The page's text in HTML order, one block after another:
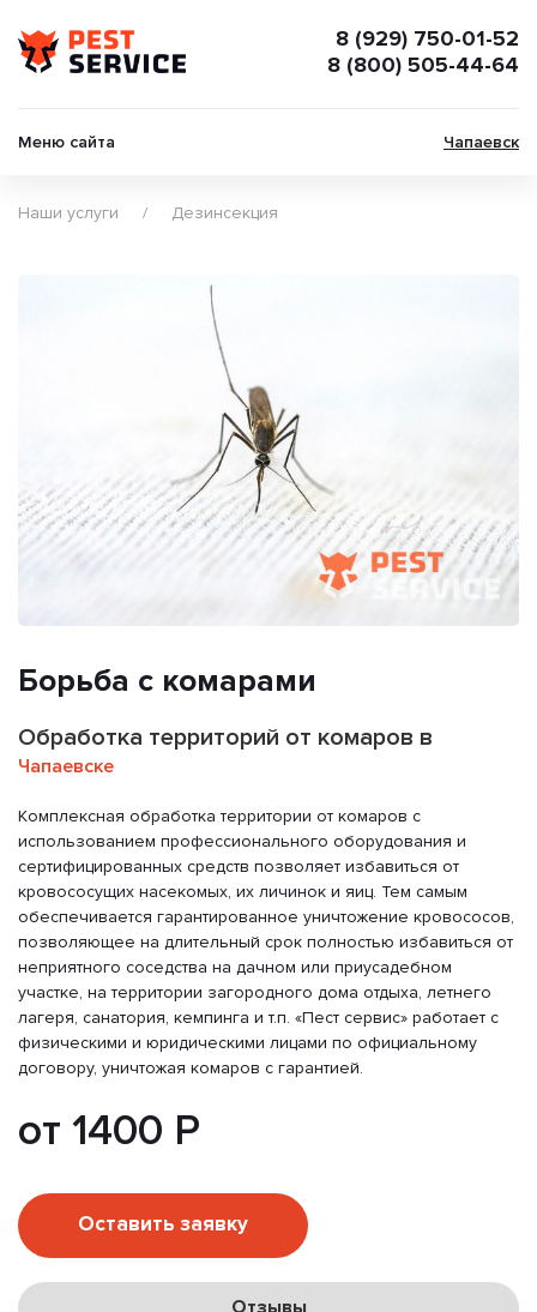
8 (929) 750-01-52
8 (800) 505-44-64
Меню сайта Чапаевск
Наши услуги Дезинсекция
Борьба с комарами
Обработка территорий от комаров в
Чапаевске
Комплексная обработка территории от комаров с
использованием профессионального оборудования и
сертифицированных средств позволяет избавиться от
кровососущих насекомых, их личинок и яиц. Тем самым
обеспечивается гарантированное уничтожение кровососов,
позволяющее на длительный срок полностью избавиться от
неприятного соседства на дачном или приусадебном
участке, на территории загородного дома отдыха, летнего
лагеря, санатория, кемпинга и т.п. «Пест сервис» работает с
физическими и юридическими лицами по официальному
договору, уничтожая комаров с гарантией.
от 1400 Р
Оставить заявку
Отзывы